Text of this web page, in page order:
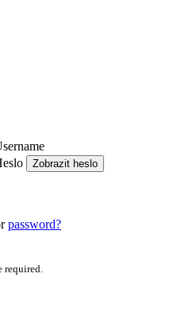
Zobrazit heslo
password?
required.